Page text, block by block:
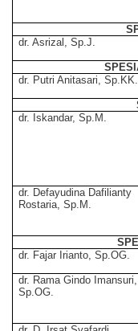
dr. Asrizal, Sp.J.
dr. Putri Anitasari, Sp.KK.
dr. Iskandar, Sp.M.
dr. Defayudina Dafilianty
Rostaria, Sp.M.
dr. Fajar Irianto, Sp.OG.
dr. Rama Gindo Imansuri,
Sp.OG.